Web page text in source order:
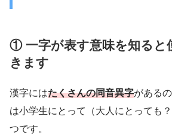
① 一字が表す意味を知ると
きます
漢字にはたくさんの同音異字がある
は小学生にとって（大人にとっても
つです。